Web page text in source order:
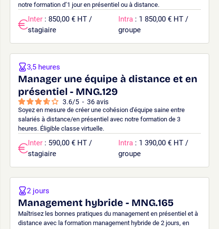
notre formation d’1 jour en présentiel ou à distance.
Inter : 850,00 € HT /
stagiaire
Intra : 1 850,00 € HT /
groupe
Manager une équipe à distance et en
présentiel - MNG.129
3.6/5 - 36avis
Soyez en mesure de créer une cohésion d'équipe saine entre
salariés à distance/en présentiel avec notre formation de 3
heures. Éligible classe virtuelle.
3,5 heures
Inter : 590,00 € HT /
stagiaire
Intra : 1 390,00 € HT /
groupe
Management hybride - MNG.165
Maîtrisez les bonnes pratiques du management en présentiel et à
distance avec la formation management hybride de 2 jours, en
2 jours